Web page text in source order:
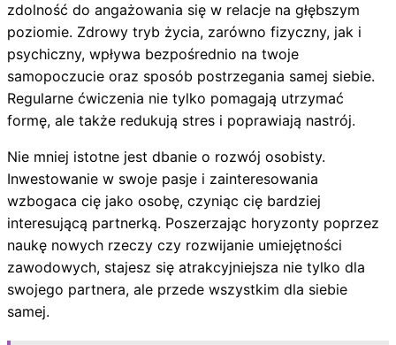
zdolność do angażowania się w relacje na głębszym
poziomie. Zdrowy tryb życia, zarówno fizyczny, jak i
psychiczny, wpływa bezpośrednio na twoje
samopoczucie oraz sposób postrzegania samej siebie.
Regularne ćwiczenia nie tylko pomagają utrzymać
formę, ale także redukują stres i poprawiają nastrój.
Nie mniej istotne jest dbanie o rozwój osobisty.
Inwestowanie w swoje pasje i zainteresowania
wzbogaca cię jako osobę, czyniąc cię bardziej
interesującą partnerką. Poszerzając horyzonty poprzez
naukę nowych rzeczy czy rozwijanie umiejętności
zawodowych, stajesz się atrakcyjniejsza nie tylko dla
swojego partnera, ale przede wszystkim dla siebie
samej.